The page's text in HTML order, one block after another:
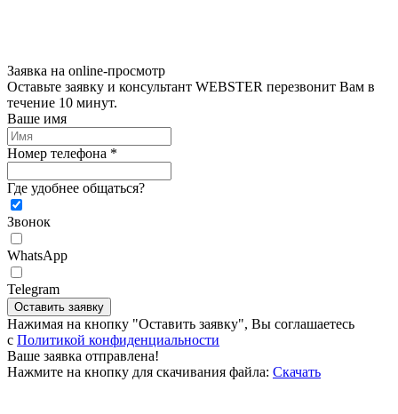
Заявка на online-просмотр
Оставьте заявку и консультант WEBSTER перезвонит Вам в
течение 10 минут.
Ваше имя
Номер телефона *
Где удобнее общаться?
Звонок
WhatsApp
Telegram
Оставить заявку
Нажимая на кнопку "Оставить заявку", Вы соглашаетесь
c Политикой конфиденциальности
Ваше заявка отправлена!
Нажмите на кнопку для скачивания файла: Скачать